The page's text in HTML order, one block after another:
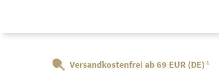
Versandkostenfrei ab 69 EUR (DE) 1